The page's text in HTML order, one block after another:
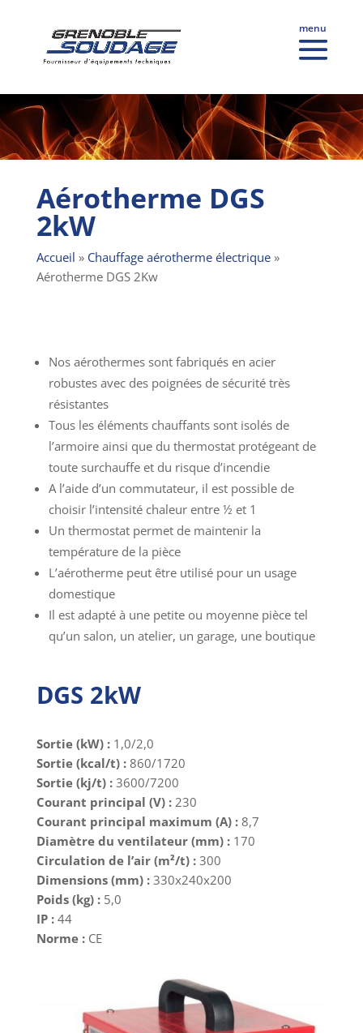
Aérotherme DGS
2kW
Accueil » Chauffage aérotherme électrique»
Aérotherme DGS 2Kw
Nos aérothermes sont fabriqués en acier
robustes avec des poignées de sécurité très
résistantes
Tous les éléments chauffants sont isolés de
l’armoire ainsi que du thermostat protégeant de
toute surchauffe et du risque d’incendie
A l’aide d’un commutateur, il est possible de
choisir l’intensité chaleur entre ½ et 1
Un thermostat permet de maintenir la
température de la pièce
L’aérotherme peut être utilisé pour un usage
domestique
Il est adapté à une petite ou moyenne pièce tel
qu’un salon, un atelier, un garage, une boutique
DGS 2kW
Sortie (kW) : 1,0/2,0
Sortie (kcal/t) : 860/1720
Sortie (kj/t) : 3600/7200
Courant principal (V) : 230
Courant principal maximum (A) : 8,7
Diamètre du ventilateur (mm) : 170
Circulation de l’air (m²/t) : 300
Dimensions (mm) :330x240x200
Poids (kg) :5,0
IP : 44
Norme :CE